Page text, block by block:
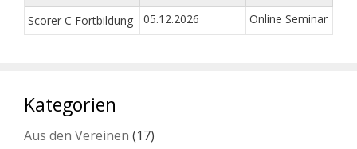
Scorer C Fortbildung 05.12.2026 Online Seminar
Kategorien
Aus den Vereinen (17)